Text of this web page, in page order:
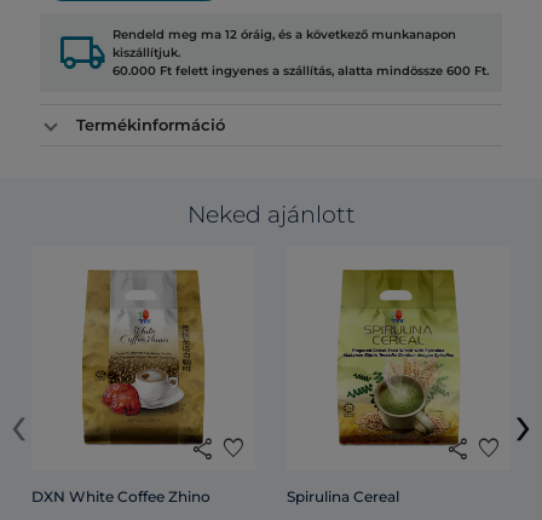
local_shipping Rendeld meg ma 12 óráig, és a következő munkanapon
kiszállítjuk.
60.000 Ft felett ingyenes a szállítás, alatta mindössze 600 Ft.
Termékinformáció
Neked ajánlott
share favorite
DXN White Coffee Zhino
share favorite
Spirulina Cereal
‹ ›